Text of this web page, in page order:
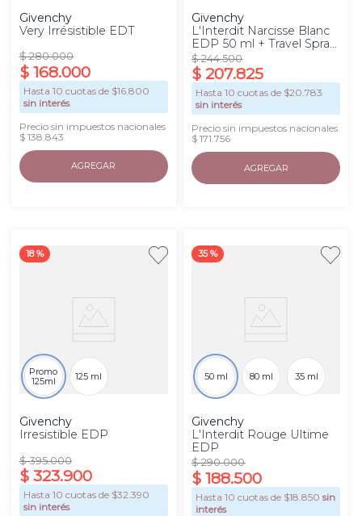
Givenchy
Very Irrésistible EDT
$ 280.000
$ 168.000
Hasta 10 cuotas de $16.800
sin interés
Precio sin impuestos nacionales
$ 138.843
AGREGAR
Givenchy
L'Interdit Narcisse Blanc
EDP 50 ml + Travel Spray
L’Interdit EDP Rouge 12,5
ml
$ 244.500
$ 207.825
Hasta10 cuotas de $20.783
sin interés
Precio sin impuestos nacionales
$ 171.756
AGREGAR
18 %
Promo
125ml
125 ml
Givenchy
Irresistible EDP
$ 395.000
$ 323.900
Hasta 10 cuotas de $32.390
sin interés
35 %
50 ml 80 ml 35 ml
Givenchy
L'Interdit Rouge Ultime
EDP
$ 290.000
$ 188.500
Hasta10 cuotas de $18.850 sin
interés